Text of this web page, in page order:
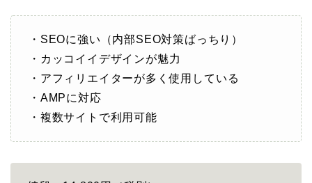
・SEOに強い（内部SEO対策ばっちり）
・カッコイイデザインが魅力
・アフィリエイターが多く使用している
・AMPに対応
・複数サイトで利用可能